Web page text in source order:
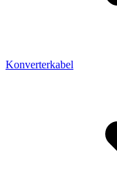
Konverterkabel